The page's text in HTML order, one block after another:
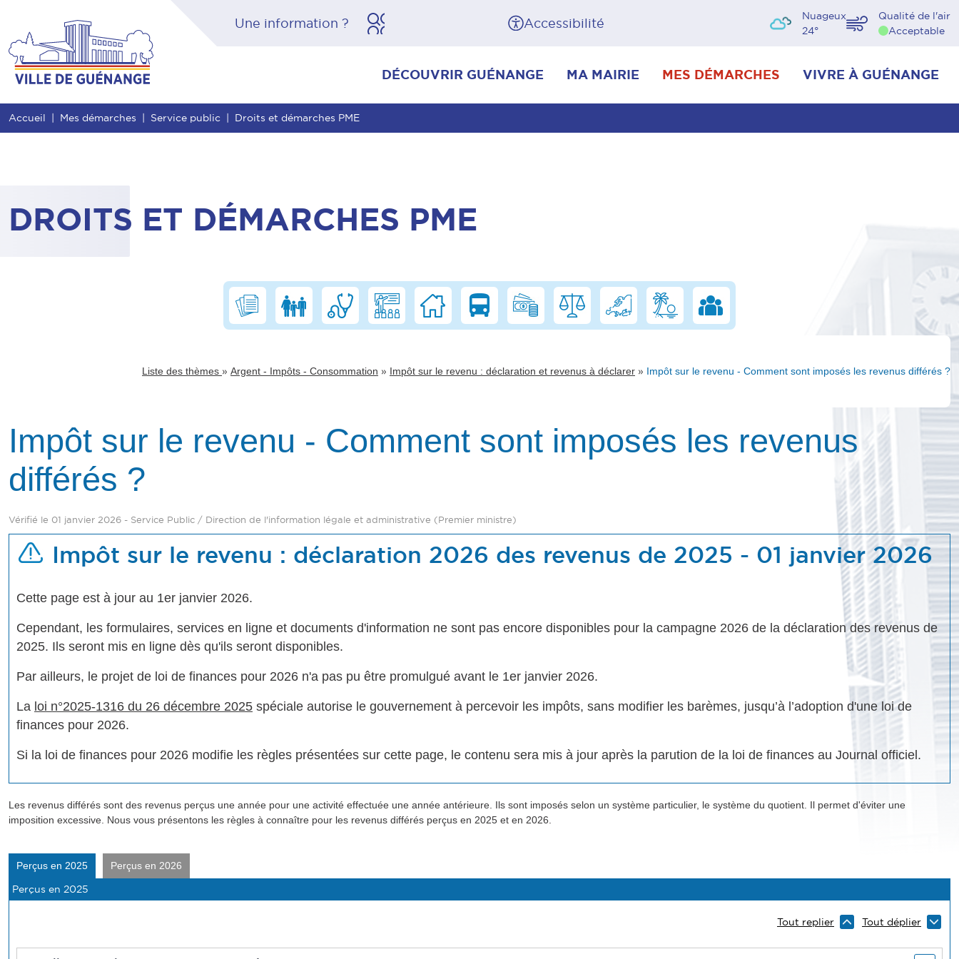
Entête de page Menu principal Recherche Pied de page Accessibilité
Nuageux
24°
Qualité de l'air
Acceptable
DÉCOUVRIR GUÉNANGE MA MAIRIE MES DÉMARCHES VIVRE À GUÉNANGE
Accueil Mes démarches Service public Droits et démarches PME
DROITS ET DÉMARCHES PME
Liste des thèmes » Argent - Impôts - Consommation » Impôt sur le revenu : déclaration et revenus à déclarer » Impôt sur le revenu - Comment sont imposés les revenus différés ?
Impôt sur le revenu - Comment sont imposés les revenus
différés ?
Vérifié le 01 janvier 2026 - Service Public / Direction de l'information légale et administrative (Premier ministre)
Impôt sur le revenu : déclaration 2026 des revenus de 2025 - 01 janvier 2026
Cette page est à jour au 1er janvier 2026.
Cependant, les formulaires, services en ligne et documents d'information ne sont pas encore disponibles pour la campagne 2026 de la déclaration des revenus de
2025. Ils seront mis en ligne dès qu'ils seront disponibles.
Par ailleurs, le projet de loi de finances pour 2026 n'a pas pu être promulgué avant le 1er janvier 2026.
La loi n°2025-1316 du 26 décembre 2025 spéciale autorise le gouvernement à percevoir les impôts, sans modifier les barèmes, jusqu’à l’adoption d'une loi de
finances pour 2026.
Si la loi de finances pour 2026 modifie les règles présentées sur cette page, le contenu sera mis à jour après la parution de la loi de finances au Journal officiel.
Les revenus différés sont des revenus perçus une année pour une activité effectuée une année antérieure. Ils sont imposés selon un système particulier, le système du quotient. Il permet d'éviter une
imposition excessive. Nous vous présentons les règles à connaître pour les revenus différés perçus en 2025 et en 2026.
Perçus en 2025 Perçus en 2026
Tout replier Tout déplier